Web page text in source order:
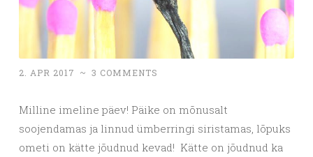
2. APR 2017 ~ 3 COMMENTS
Milline imeline päev! Päike on mõnusalt
soojendamas ja linnud ümberringi siristamas, lõpuks
ometi on kätte jõudnud kevad! Kätte on jõudnud ka